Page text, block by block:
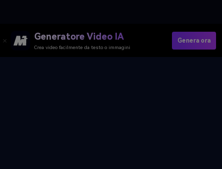
Generatore Video IA
Crea video facilmente da testo o immagini
Genera ora